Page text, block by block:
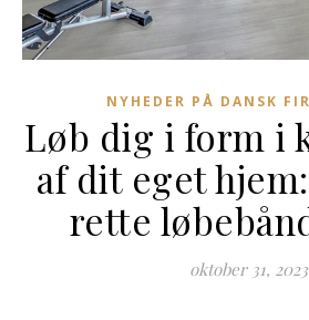
NYHEDER PÅ DANSK
Løb dig i form i
af dit eget
rette
oktober 31, 2023